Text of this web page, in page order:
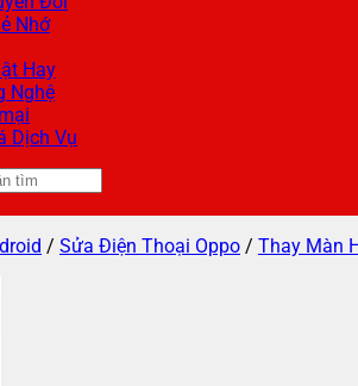
Nhớ
Hay
Nghệ
Dịch Vụ
/ Sửa Điện Thoại Oppo / Thay Màn